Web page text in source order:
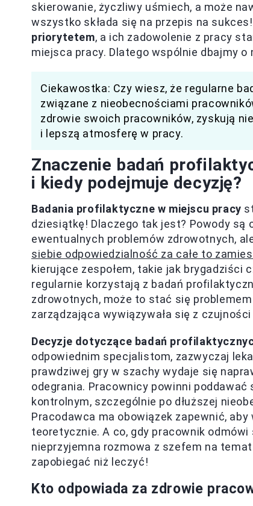
skierowanie, życzliwy uśmiech, a może
wszystko składa się na przepis na
priorytetem, a ich zadowolenie z pracy
miejsca pracy. Dlatego wspólnie dbajmy
Ciekawostka: Czy wiesz, że regularne
związane z nieobecnościami
zdrowie swoich pracowników, zyskują
i lepszą atmosferę w pracy.
Znaczenie badań
i kiedy podejmuje decyzję?
Badania profilaktyczne w miejscu pracy
dziesiątkę! Dlaczego tak jest? Powody
ewentualnych problemów zdrowotnych,
siebie odpowiedzialność za całe to
kierujące zespołem, takie jak brygadziści
regularnie korzystają z badań
zdrowotnych, może to stać się
zarządzająca wywiązywała się z
Decyzje dotyczące badań
odpowiednim specjalistom, zazwyczaj
prawdziwej gry w szachy wydaje się
odegrania. Pracownicy powinni
kontrolnym, szczególnie po dłuższej
Pracodawca ma obowiązek zapewnić,
teoretycznie. A co, gdy pracownik
nieprzyjemna rozmowa z szefem na
zapobiegać niż leczyć!
Kto odpowiada za zdrowie